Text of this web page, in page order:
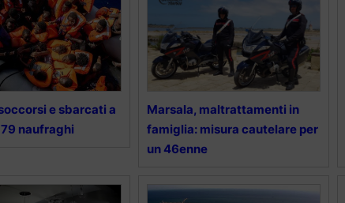
e sbarcati a
naufraghi
Marsala, maltrattamenti in
famiglia: misura cautelare per
un 46enne